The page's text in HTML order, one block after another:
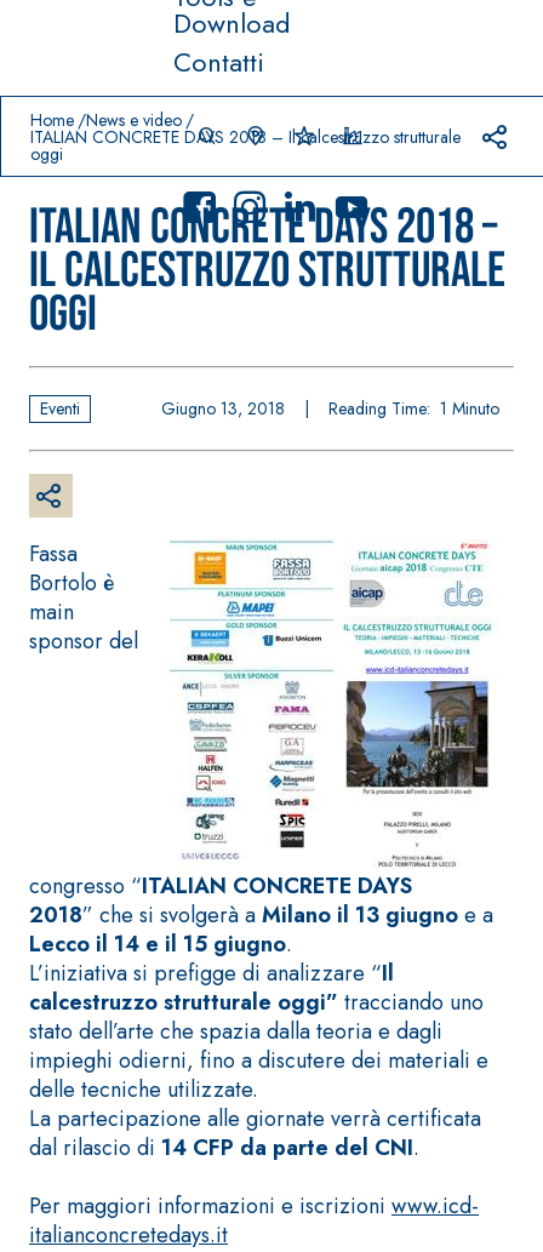
Download
Contatti
Home News e video
ITALIAN CONCRETE DAYS 2018 – Il calcestruzzo strutturale
oggi
ITALIAN CONCRETE DAYS 2018 –
Il calcestruzzo strutturale
oggi
Eventi Giugno 13, 2018 Reading Time: 1 Minuto
Fassa
Bortolo è
main
sponsor del
congresso “ITALIAN CONCRETE DAYS
2018” che si svolgerà aMilano il 13 giugnoe a
Lecco il 14 e il 15 giugno.
L’iniziativa si prefigge di analizzare “Il
calcestruzzo strutturale oggi” tracciando uno
stato dell’arte che spazia dalla teoria e dagli
impieghi odierni, fino a discutere dei materiali e
delle tecniche utilizzate.
La partecipazione alle giornate verrà certificata
dal rilascio di 14 CFP da parte del CNI.
Per maggiori informazioni e iscrizioni www.icd-
italianconcretedays.it
Prodotti in primo piano
Sistema POSA
RIVESTIMENTI
AQU ®IMPERMEABILIZ
impermeabilizzante
elastica
monocomponente
polimero
UR
SICURA G3
Idropittura
ad elevata
qualità per
interni
Sistema
INTONACATURA E
COSTRUZIONE
PRODOTTI A BASE
CALCE AEREA
KB 13 EVOLUTION
Intonaco di fondo
bianco
fibrorinforzato a
base di calce
aerea, per interni
ed esterni
Sistema
GYPSOTEC
H
®
LASTRE
GYPSOTECH
GypsoLIGNUM
TIPO DEFH1IR
Lastra in
cartongesso